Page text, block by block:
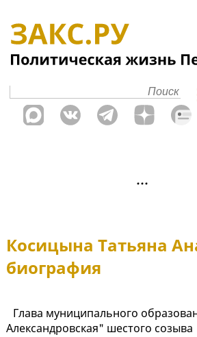
Косицына Татьяна
биография
Глава муниципального
Александровская" шестого созыва